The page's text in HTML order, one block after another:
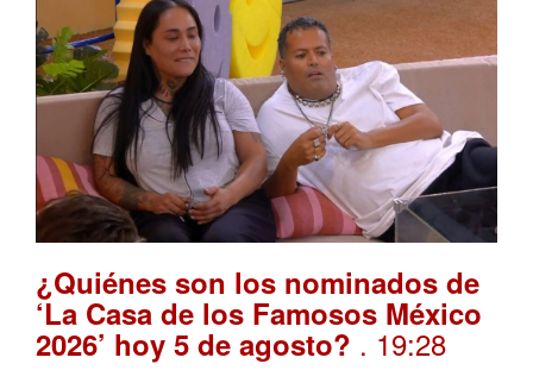
¿Quiénes son los nominados de
‘La Casa de los Famosos México
2026’ hoy 5 de agosto? . 19:28